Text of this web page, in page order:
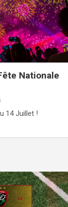
Nationale
14 Juillet !